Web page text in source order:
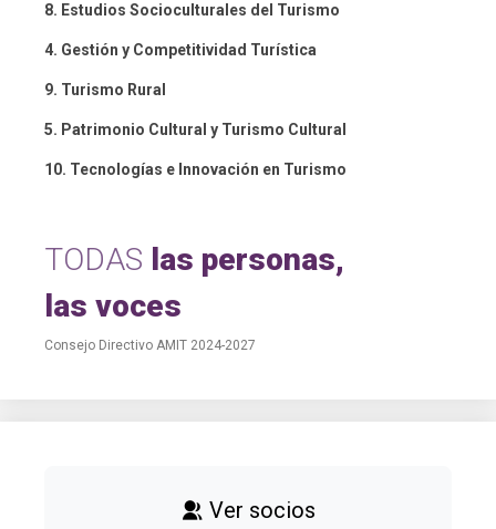
8. Estudios Socioculturales del Turismo
4. Gestión y Competitividad Turística
9. Turismo Rural
5. Patrimonio Cultural y Turismo Cultural
10. Tecnologías e Innovación en Turismo
TODAS las personas,
las voces
Consejo Directivo AMIT 2024-2027
Ver socios